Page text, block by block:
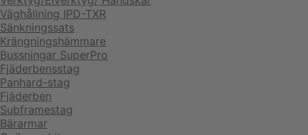
Väghållning IPD-TXR
Sänkningssats
Krängningshämmare
Bussningar SuperPro
Fjäderbensstag
Panhard-stag
Fjäderben
Subframestag
Bärarmar